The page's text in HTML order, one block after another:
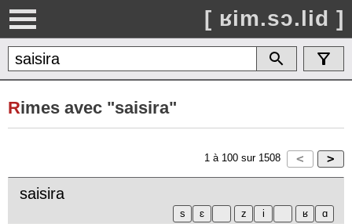
[ ʁim.sɔ.lid ]
Rimes avec "saisira"
1 à 100 sur 1508
saisira